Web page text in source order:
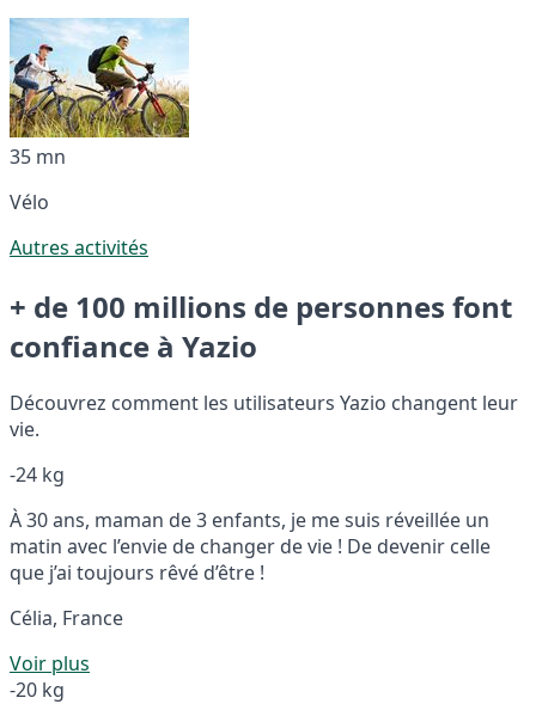
35 mn
Vélo
Autres activités
+ de 100 millions de personnes font
confiance à Yazio
Découvrez comment les utilisateurs Yazio changent leur
vie.
-24 kg
À 30 ans, maman de 3 enfants, je me suis réveillée un
matin avec l’envie de changer de vie ! De devenir celle
que j’ai toujours rêvé d’être !
Célia, France
Voir plus
-20 kg